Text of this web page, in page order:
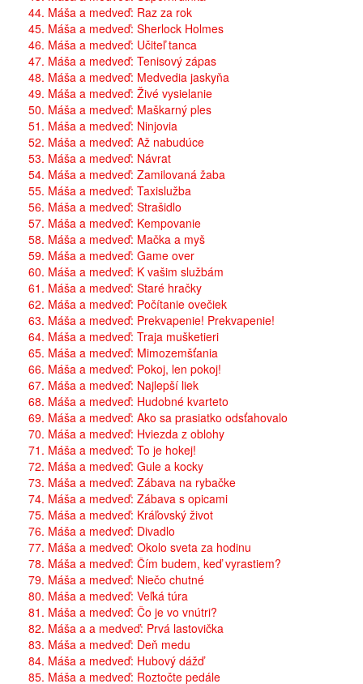
44. Máša a medveď: Raz za rok
45. Máša a medveď: Sherlock Holmes
46. Máša a medveď: Učiteľ tanca
47. Máša a medveď: Tenisový zápas
48. Máša a medveď: Medvedia jaskyňa
49. Máša a medveď: Živé vysielanie
50. Máša a medveď: Maškarný ples
51. Máša a medveď: Ninjovia
52. Máša a medveď: Až nabudúce
53. Máša a medveď: Návrat
54. Máša a medveď: Zamilovaná žaba
55. Máša a medveď: Taxislužba
56. Máša a medveď: Strašidlo
57. Máša a medveď: Kempovanie
58. Máša a medveď: Mačka a myš
59. Máša a medveď: Game over
60. Máša a medveď: K vašim službám
61. Máša a medveď: Staré hračky
62. Máša a medveď: Počítanie ovečiek
63. Máša a medveď: Prekvapenie! Prekvapenie!
64. Máša a medveď: Traja mušketieri
65. Máša a medveď: Mimozemšťania
66. Máša a medveď: Pokoj, len pokoj!
67. Máša a medveď: Najlepší liek
68. Máša a medveď: Hudobné kvarteto
69. Máša a medveď: Ako sa prasiatko odsťahovalo
70. Máša a medveď: Hviezda z oblohy
71. Máša a medveď: To je hokej!
72. Máša a medveď: Gule a kocky
73. Máša a medveď: Zábava na rybačke
74. Máša a medveď: Zábava s opicami
75. Máša a medveď: Kráľovský život
76. Máša a medveď: Divadlo
77. Máša a medveď: Okolo sveta za hodinu
78. Máša a medveď: Čím budem, keď vyrastiem?
79. Máša a medveď: Niečo chutné
80. Máša a medveď: Veľká túra
81. Máša a medveď: Čo je vo vnútri?
82. Máša a a medveď: Prvá lastovička
83. Máša a medveď: Deň medu
84. Máša a medveď: Hubový dážď
85. Máša a medveď: Roztočte pedále